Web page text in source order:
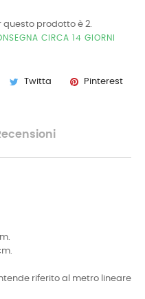
prodotto è 2.
CIRCA 14 GIORNI
Twitta Pinterest
riferito al metro lineare